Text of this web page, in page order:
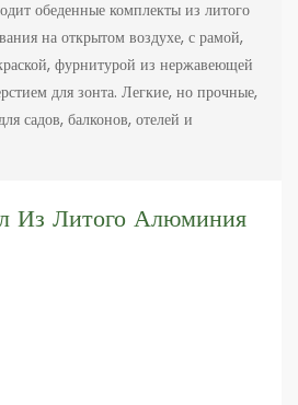
обеденные комплекты из литого
на открытом воздухе, с рамой,
фурнитурой из нержавеющей
для зонта. Легкие, но прочные,
садов, балконов, отелей и
Из Литого Алюминия